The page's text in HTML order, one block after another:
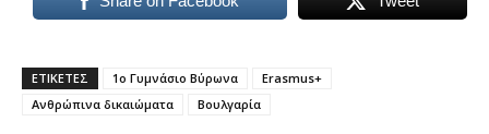
ΕΤΙΚΕΤΕΣ 1o Γυμνάσιο Βύρωνα
Erasmus+
Ανθρώπινα δικαιώματα
Βουλγαρία